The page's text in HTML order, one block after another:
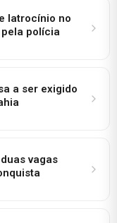
latrocínio no
polícia
a ser exigido
vagas